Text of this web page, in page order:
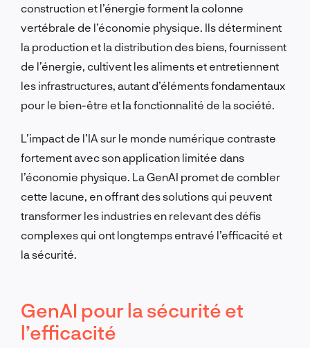
construction et l’énergie forment la colonne
vertébrale de l’économie physique. Ils déterminent
la production et la distribution des biens, fournissent
de l’énergie, cultivent les aliments et entretiennent
les infrastructures, autant d’éléments fondamentaux
pour le bien-être et la fonctionnalité de la société.
L’impact de l’IA sur le monde numérique contraste
fortement avec son application limitée dans
l’économie physique. La GenAI promet de combler
cette lacune, en offrant des solutions qui peuvent
transformer les industries en relevant des défis
complexes qui ont longtemps entravé l’efficacité et
la sécurité.
GenAI pour la sécurité et
l’efficacité